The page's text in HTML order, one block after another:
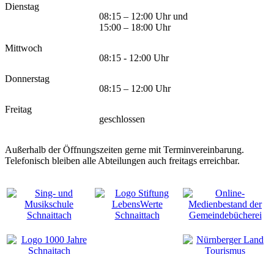
Dienstag
08:15 – 12:00 Uhr und
15:00 – 18:00 Uhr
Mittwoch
08:15 - 12:00 Uhr
Donnerstag
08:15 – 12:00 Uhr
Freitag
geschlossen
Außerhalb der Öffnungszeiten gerne mit Terminvereinbarung.
Telefonisch bleiben alle Abteilungen auch freitags erreichbar.